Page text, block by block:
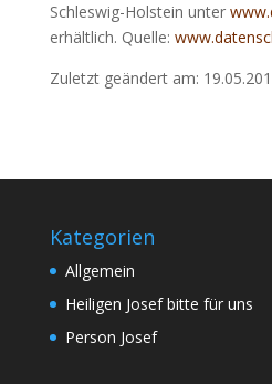
Schleswig-Holstein unter
erhältlich. Quelle:
Zuletzt geändert am:
Kategorien
Allgemein
Heiligen Josef bitte für uns
Person Josef